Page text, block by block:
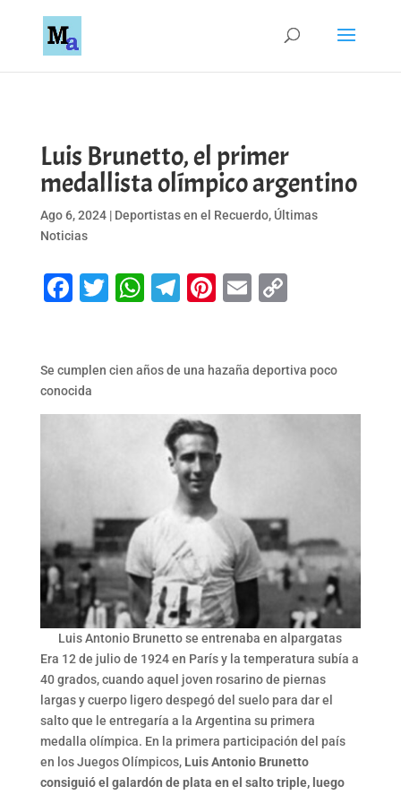
Luis Brunetto, el primer
medallista olímpico argentino
Ago 6, 2024| Deportistas en el Recuerdo, Últimas
Noticias
Facebook
Twitter
WhatsApp
Telegram
Pinterest
EmailCopy
Se cumplen cien años de una hazaña deportiva poco
conocida
Luis Antonio Brunetto se entrenaba en alpargatas
Era 12 de julio de 1924 en París y la temperatura subía a
40 grados, cuando aquel joven rosarino de piernas
largas y cuerpo ligero despegó del suelo para dar el
salto que le entregaría a la Argentina su primera
medalla olímpica. En la primera participación del país
en los Juegos Olímpicos, Luis Antonio Brunetto
consiguió el galardón de plata en el salto triple, luego